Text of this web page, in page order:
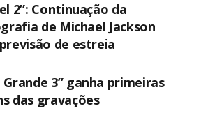
2”: Continuação da
de Michael Jackson
de estreia
Grande 3” ganha primeiras
das gravações